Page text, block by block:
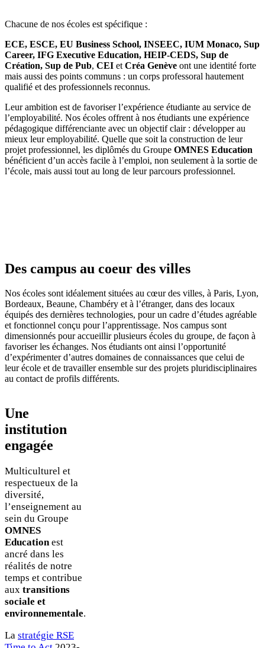
Chacune de nos écoles est spécifique :
ECE, ESCE, EU Business School, INSEEC, IUM Monaco, Sup
Career, IFG Executive Education, HEIP-CEDS, Sup de
Création, Sup de Pub, CEI et Créa Genève ont une identité forte
mais aussi des points communs : un corps professoral hautement
qualifié et des professionnels reconnus.
Leur ambition est de favoriser l’expérience étudiante au service de
l’employabilité. Nos écoles offrent à nos étudiants une expérience
pédagogique différenciante avec un objectif clair : développer au
mieux leur employabilité. Quelle que soit la construction de leur
projet professionnel, les diplômés du Groupe OMNES Education
bénéficient d’un accès facile à l’emploi, non seulement à la sortie de
l’école, mais aussi tout au long de leur parcours professionnel.
Des campus au coeur des villes
Nos écoles sont idéalement situées au cœur des villes, à Paris, Lyon,
Bordeaux, Beaune, Chambéry et à l’étranger, dans des locaux
équipés des dernières technologies, pour un cadre d’études agréable
et fonctionnel conçu pour l’apprentissage. Nos campus sont
dimensionnés pour accueillir plusieurs écoles du groupe, de façon à
favoriser les échanges. Nos étudiants ont ainsi l’opportunité
d’expérimenter d’autres domaines de connaissances que celui de
leur école et de travailler ensemble sur des projets pluridisciplinaires
au contact de profils différents.
Une
institution
engagée
Multiculturel et
respectueux de la
diversité,
l’enseignement au
sein du Groupe
OMNES
Educationest
ancré dans les
réalités de notre
temps et contribue
aux transitions
sociale et
environnementale.
La stratégie RSE